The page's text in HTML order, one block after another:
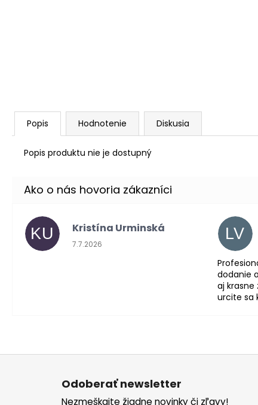
Popis Hodnotenie Diskusia
Popis produktu nie je dostupný
KU Kristína Urminská
Hodnotenie obchodu je 5 z 5 hviezdičiek.
7.7.2026
LV
dodanie
aj krasne
urcite sa
Z
Odoberať newsletter
Nezmeškajte žiadne novinky či zľavy!